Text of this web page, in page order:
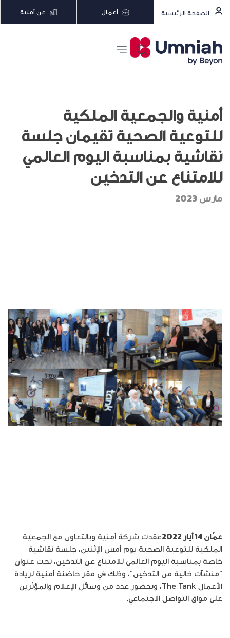
الصفحة الرئيسية أعمال عن أمنية
أمنية والجمعية الملكية
للتوعية الصحية تقيمان جلسة
نقاشية بمناسبة اليوم العالمي
للامتناع عن التدخين
مارس 2023
عمّان 14 أيار 2022
عقدت شركة أمنية وبالتعاون مع الجمعية
الملكية للتوعية الصحية يوم أمس الإثنين، جلسة نقاشية
خاصة بمناسبة اليوم العالمي للامتناع عن التدخين، تحت عنوان
“منشآت خالية من التدخين”، وذلك في مقر حاضنة أمنية لريادة
الأعمال The Tank، وبحضور عدد من وسائل الإعلام والمؤثرين
على مواق التواصل الاجتماعي.